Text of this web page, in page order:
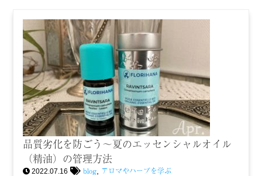
品質劣化を防ごう～夏のエッセンシャルオイル
（精油）の管理方法
2022.07.16 blog アロマやハーブを学ぶ